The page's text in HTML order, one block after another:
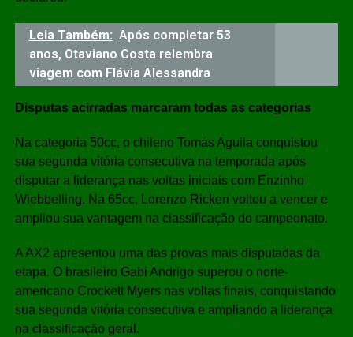
Leia Também: Após completar 53
anos, Otaviano Costa relembra
viagem com Flávia Alessandra
Disputas acirradas marcaram todas as categorias
Na categoria 50cc, o chileno Tomás Aguila conquistou
sua segunda vitória consecutiva na temporada após
disputar a liderança nas voltas iniciais com Enzinho
Wiebbelling. Na 65cc, Lorenzo Ricken voltou a vencer e
ampliou sua vantagem na classificação do campeonato.
A AX2 apresentou uma das provas mais disputadas da
etapa. O brasileiro Gabi Andrigo superou o norte-
americano Crockett Myers nas voltas finais, conquistando
sua segunda vitória consecutiva e ampliando a liderança
na classificação geral.